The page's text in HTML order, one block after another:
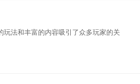
法和丰富的内容吸引了众多玩家的关